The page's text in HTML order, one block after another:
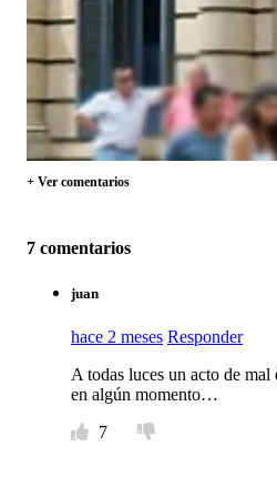
+ Ver comentarios
7 comentarios
juan
hace 2 meses Responder
A todas luces un acto de
en algún momento…
7